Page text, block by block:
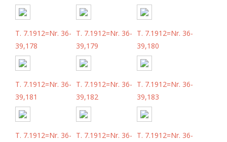
T. 7.1912=Nr. 36-
39,178
T. 7.1912=Nr. 36-
39,179
T. 7.1912=Nr. 36-
39,180
T. 7.1912=Nr. 36-
39,181
T. 7.1912=Nr. 36-
39,182
T. 7.1912=Nr. 36-
39,183
T. 7.1912=Nr. 36- T. 7.1912=Nr. 36- T. 7.1912=Nr. 36-